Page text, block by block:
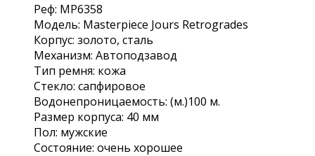
Реф: MP6358
Модель: Masterpiece Jours Retrogrades
Корпус: золото, сталь
Механизм: Автоподзавод
Тип ремня: кожа
Стекло: сапфировое
Водонепроницаемость: (м.)100 м.
Размер корпуса: 40 мм
Пол: мужские
Состояние: очень хорошее